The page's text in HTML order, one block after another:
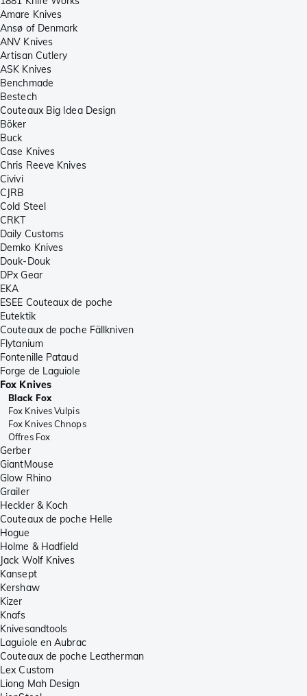
Amare Knives
Ansø of Denmark
ANV Knives
Artisan Cutlery
ASK Knives
Benchmade
Bestech
Couteaux Big Idea Design
Böker
Buck
Case Knives
Chris Reeve Knives
Civivi
CJRB
Cold Steel
CRKT
Daily Customs
Demko Knives
Douk-Douk
DPx Gear
EKA
ESEE Couteaux de poche
Eutektik
Couteaux de poche Fällkniven
Flytanium
Fontenille Pataud
Forge de Laguiole
Fox Knives
Black Fox
Fox Knives Vulpis
Fox Knives Chnops
Offres Fox
Gerber
GiantMouse
Glow Rhino
Grailer
Heckler & Koch
Couteaux de poche Helle
Hogue
Holme & Hadfield
Jack Wolf Knives
Kansept
Kershaw
Kizer
Knafs
Knivesandtools
Laguiole en Aubrac
Couteaux de poche Leatherman
Lex Custom
Liong Mah Design